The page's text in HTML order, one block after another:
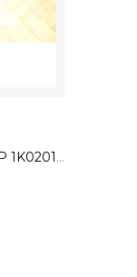
Aktivkohlefilter Filter Audi A3 8P 1K0201801D